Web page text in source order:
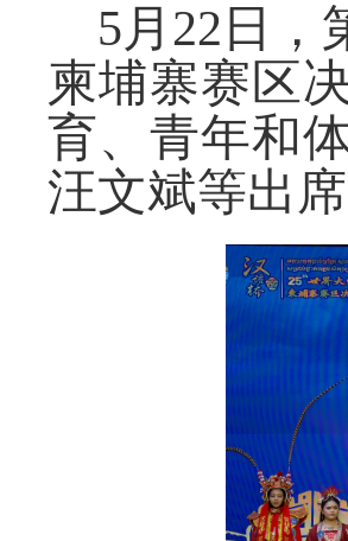
5月22日，
柬埔寨赛区
育、青年和
汪文斌等出